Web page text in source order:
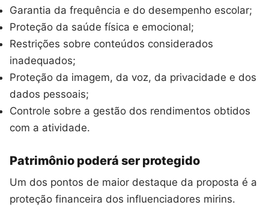
Garantia da frequência e do desempenho escolar;
Proteção da saúde física e emocional;
Restrições sobre conteúdos considerados
inadequados;
Proteção da imagem, da voz, da privacidade e dos
dados pessoais;
Controle sobre a gestão dos rendimentos obtidos
com a atividade.
Patrimônio poderá ser protegido
Um dos pontos de maior destaque da proposta é a
proteção financeira dos influenciadores mirins.